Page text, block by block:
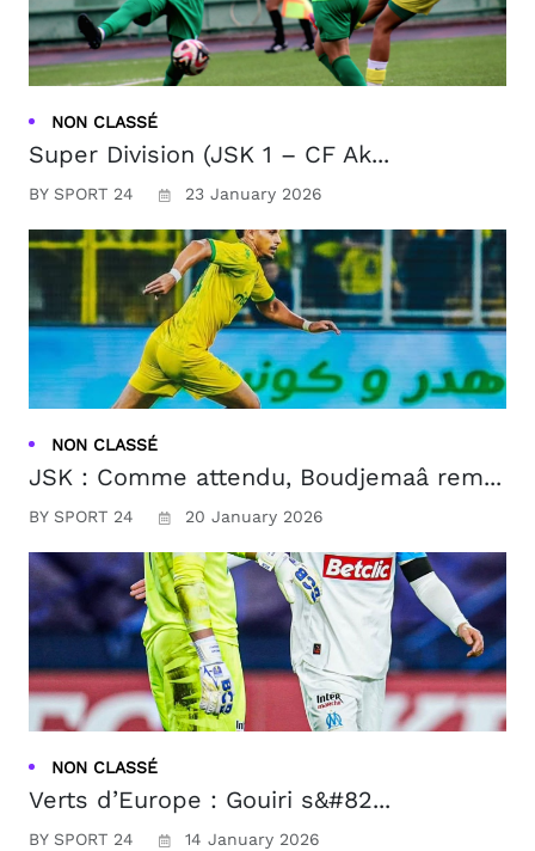
NON CLASSÉ
Super Division (JSK 1 – CF Ak...
BY SPORT 24 23 January 2026
NON CLASSÉ
JSK : Comme attendu, Boudjemaâ rem...
BY SPORT 24 20 January 2026
NON CLASSÉ
Verts d’Europe : Gouiri s&#82...
BY SPORT 24 14 January 2026